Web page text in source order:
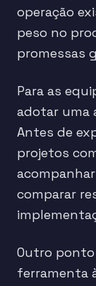
operação
peso no
promessas
Para as
adotar uma
Antes de
projetos
comparar
Outro
ferramenta